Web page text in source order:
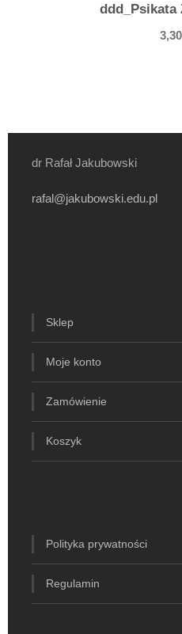
ddd_Psikata
3,30
dr Rafał Jakubowski
rafal@jakubowski.edu.pl
Sklep
Moje konto
Zamówienie
Koszyk
Polityka prywatności
Regulamin